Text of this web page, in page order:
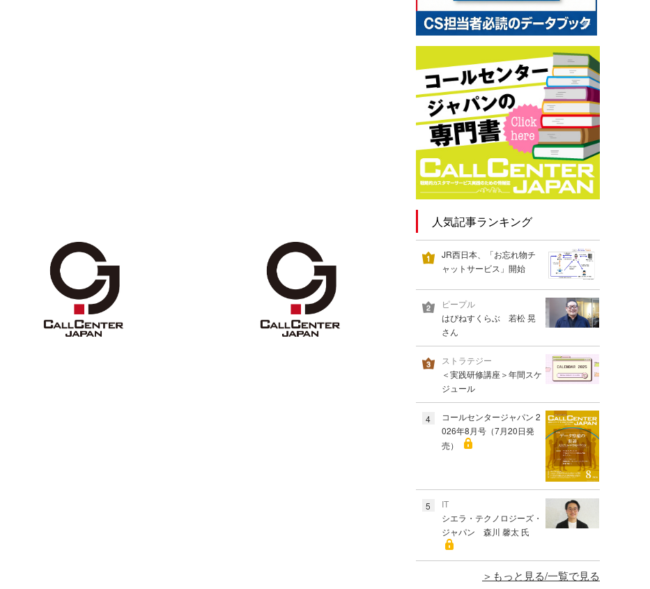
人気記事ランキング
JR西日本、「お忘れ物チ
ャットサービス」開始
ピープル
はぴねすくらぶ 若松 晃
さん
ストラテジー
＜実践研修講座＞年間スケ
ジュール
4
コールセンタージャパン 2
026年8月号（7月20日発
売）
5
IT
シエラ・テクノロジーズ・
ジャパン 森川 馨太 氏
もっと見る/一覧で見る